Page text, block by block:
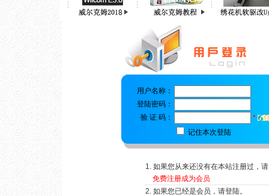
用户名称：
登陆密码：
验 证 码：
*
记住本次登陆
如果您从来还没有在本站注册过，
免费注册成为会员
如果您已经是会员，请登陆。